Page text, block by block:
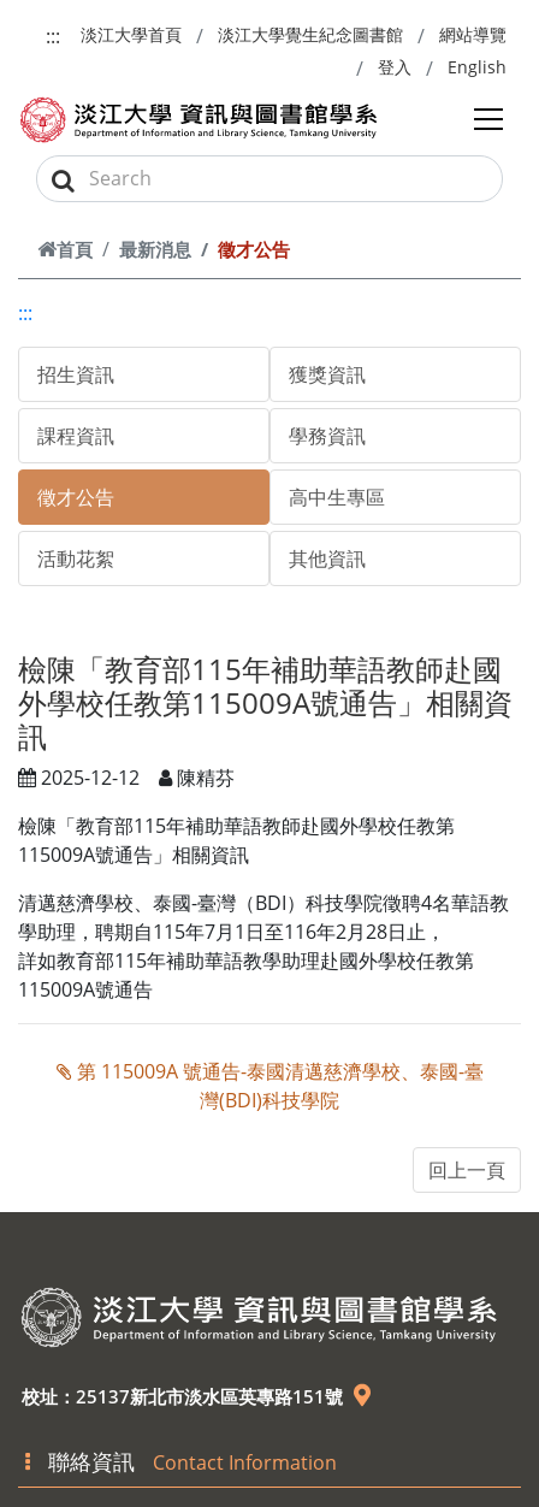
:::
淡江大學首頁 淡江大學覺生紀念圖書館
網站導覽
登入
English
首頁 最新消息 徵才公告
:::
招生資訊 獲獎資訊
課程資訊 學務資訊
徵才公告 高中生專區
活動花絮 其他資訊
檢陳「教育部115年補助華語教師赴國
外學校任教第115009A號通告」相關資
訊
2025-12-12
陳精芬
檢陳「教育部115年補助華語教師赴國外學校任教第
115009A號通告」相關資訊
清邁慈濟學校、泰國-臺灣（BDI）科技學院徵聘4名華語教
學助理，聘期自115年7月1日至116年2月28日止，
詳如教育部115年補助華語教學助理赴國外學校任教第
115009A號通告
第 115009A 號通告-泰國清邁慈濟學校、泰國-臺
灣(BDI)科技學院
校址：25137新北市淡水區英專路151號
聯絡資訊 Contact Information